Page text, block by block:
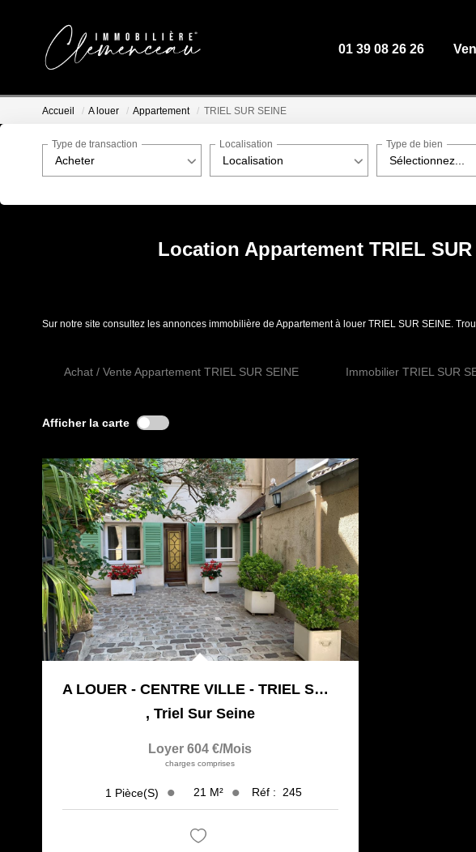
01 39 08 26 26
Accueil A louer Appartement TRIEL SUR SEINE
Acheter
Type de transaction
Localisation
Localisation
Sélectionnez...
Type de bien
Location Appartement TRIEL
Sur notre site consultez les annonces immobilière de Appartement à louer TRIEL SUR SEINE.
Achat / Vente Appartement TRIEL SUR SEINE Immobilier TRIEL SUR
Afficher la carte
A LOUER - CENTRE VILLE - TRIEL SUR SEINE - STUDIO 21 M²
, Triel Sur Seine
Loyer 604 €/mois
charges comprises
1 Pièce(s) 21 M² Réf : 245